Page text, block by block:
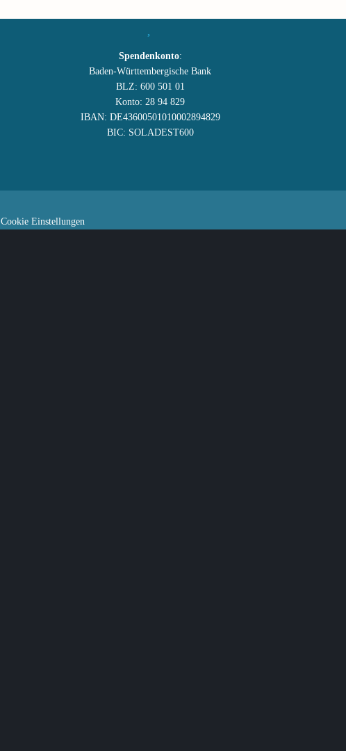
Spendenkonto:
Baden-Württembergische Bank
BLZ: 600 501 01
Konto: 28 94 829
IBAN: DE43600501010002894829
BIC: SOLADEST600
Cookie Einstellungen